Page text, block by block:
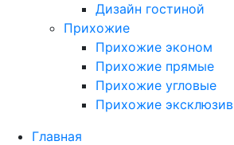
Дизайн гостиной
Прихожие
Прихожие эконом
Прихожие прямые
Прихожие угловые
Прихожие эксклюзив
Главная